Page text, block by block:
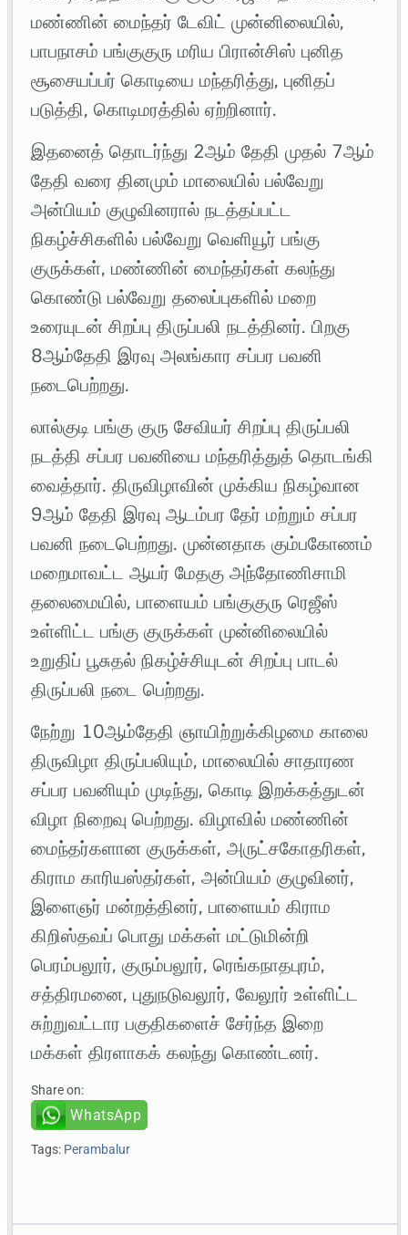
மண்ணின் மைந்தர் டேவிட் முன்னிலையில்,
பாபநாசம் பங்குகுரு மரிய பிரான்சிஸ் புனித
சூசையப்பர் கொடியை மந்தரித்து, புனிதப்
படுத்தி, கொடிமரத்தில் ஏற்றினார்.
இதனைத் தொடர்ந்து 2ஆம் தேதி முதல் 7ஆம்
தேதி வரை தினமும் மாலையில் பல்வேறு
அன்பியம் குழுவினரால் நடத்தப்பட்ட
நிகழ்ச்சிகளில் பல்வேறு வெளியூர் பங்கு
குருக்கள், மண்ணின் மைந்தர்கள் கலந்து
கொண்டு பல்வேறு தலைப்புகளில் மறை
உரையுடன் சிறப்பு திருப்பலி நடத்தினர். பிறகு
8ஆம்தேதி இரவு அலங்கார சப்பர பவனி
நடைபெற்றது.
லால்குடி பங்கு குரு சேவியர் சிறப்பு திருப்பலி
நடத்தி சப்பர பவனியை மந்தரித்துத் தொடங்கி
வைத்தார். திருவிழாவின் முக்கிய நிகழ்வான
9ஆம் தேதி இரவு ஆடம்பர தேர் மற்றும் சப்பர
பவனி நடைபெற்றது. முன்னதாக கும்பகோணம்
மறைமாவட்ட ஆயர் மேதகு அந்தோணிசாமி
தலைமையில், பாளையம் பங்குகுரு ரெஜீஸ்
உள்ளிட்ட பங்கு குருக்கள் முன்னிலையில்
உறுதிப் பூசுதல் நிகழ்ச்சியுடன் சிறப்பு பாடல்
திருப்பலி நடை பெற்றது.
நேற்று 10ஆம்தேதி ஞாயிற்றுக்கிழமை காலை
திருவிழா திருப்பலியும், மாலையில் சாதாரண
சப்பர பவனியும் முடிந்து, கொடி இறக்கத்துடன்
விழா நிறைவு பெற்றது. விழாவில் மண்ணின்
மைந்தர்களான குருக்கள், அருட்சகோதரிகள்,
கிராம காரியஸ்தர்கள், அன்பியம் குழுவினர்,
இளைஞர் மன்றத்தினர், பாளையம் கிராம
கிறிஸ்தவப் பொது மக்கள் மட்டுமின்றி
பெரம்பலூர், குரும்பலூர், ரெங்கநாதபுரம்,
சத்திரமனை, புதுநடுவலூர், வேலூர் உள்ளிட்ட
சுற்றுவட்டார பகுதிகளைச் சேர்ந்த இறை
மக்கள் திரளாகக் கலந்து கொண்டனர்.
Share on:
WhatsApp
Tags: Perambalur